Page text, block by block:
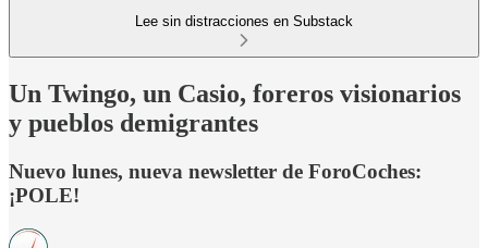
Lee sin distracciones en Substack
Un Twingo, un Casio, foreros visionarios
y pueblos demigrantes
Nuevo lunes, nueva newsletter de ForoCoches:
¡POLE!